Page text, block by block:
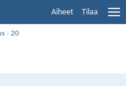
Aiheet Tilaa
›20